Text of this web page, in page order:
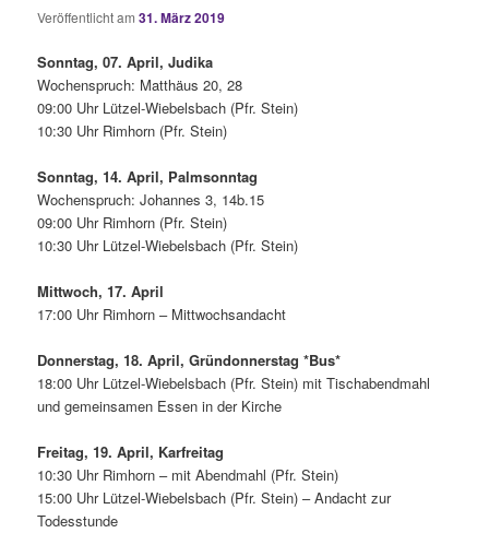
Veröffentlicht am31. März 2019
Sonntag, 07. April, Judika
Wochenspruch: Matthäus 20, 28
09:00 Uhr Lützel-Wiebelsbach (Pfr. Stein)
10:30 Uhr Rimhorn (Pfr. Stein)
Sonntag, 14. April, Palmsonntag
Wochenspruch: Johannes 3, 14b.15
09:00 Uhr Rimhorn (Pfr. Stein)
10:30 Uhr Lützel-Wiebelsbach (Pfr. Stein)
Mittwoch, 17. April
17:00 Uhr Rimhorn – Mittwochsandacht
Donnerstag, 18. April, Gründonnerstag *Bus*
18:00 Uhr Lützel-Wiebelsbach (Pfr. Stein) mit Tischabendmahl
und gemeinsamen Essen in der Kirche
Freitag, 19. April, Karfreitag
10:30 Uhr Rimhorn – mit Abendmahl (Pfr. Stein)
15:00 Uhr Lützel-Wiebelsbach (Pfr. Stein) – Andacht zur
Todesstunde